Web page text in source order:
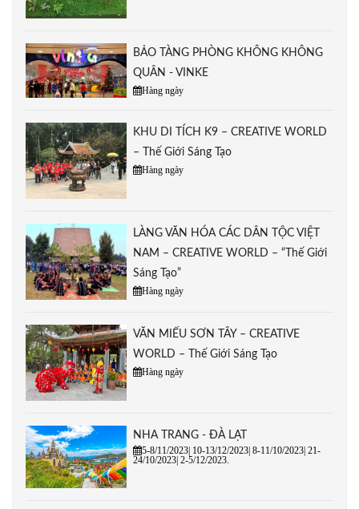
BẢO TÀNG PHÒNG KHÔNG KHÔNG
QUÂN - VINKE
Hàng ngày
KHU DI TÍCH K9 – CREATIVE WORLD
– Thế Giới Sáng Tạo
Hàng ngày
LÀNG VĂN HÓA CÁC DÂN TỘC VIỆT
NAM – CREATIVE WORLD – “Thế Giới
Sáng Tạo”
Hàng ngày
VĂN MIẾU SƠN TÂY – CREATIVE
WORLD – Thế Giới Sáng Tạo
Hàng ngày
NHA TRANG - ĐÀ LẠT
5-8/11/2023| 10-13/12/2023| 8-11/10/2023| 21-
24/10/2023| 2-5/12/2023.